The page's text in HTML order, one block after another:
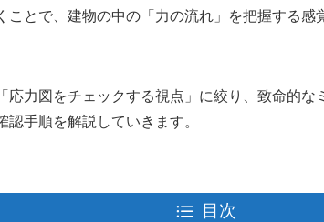
ことで、建物の中の「力の流れ」を把握する感
応力図をチェックする視点」に絞り、致命的な
認手順を解説していきます。
目次